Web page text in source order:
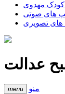
کودک مهدوی
های صوتی
های تصویری
عدالت
menu منو